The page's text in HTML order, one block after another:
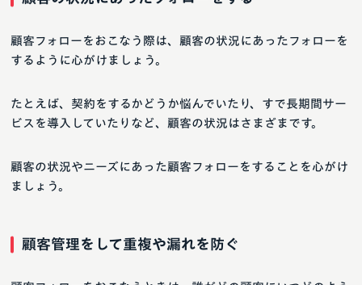
顧客フォローをおこなう際は、顧客の状況にあったフォローを
するように心がけましょう。
たとえば、契約をするかどうか悩んでいたり、すで長期間サー
ビスを導入していたりなど、顧客の状況はさまざまです。
顧客の状況やニーズにあった顧客フォローをすることを心がけ
ましょう。
顧客管理をして重複や漏れを防ぐ